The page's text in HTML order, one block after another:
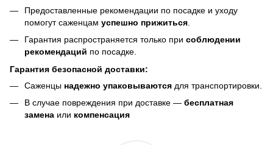
Предоставленные рекомендации по посадке и уходу
помогут саженцам успешно прижиться
Гарантия распространяется только при соблюдении
рекомендаций по посадке.
Гарантия безопасной доставки:
Саженцы надежно упаковываются для транспортировки.
В случае повреждения при доставке — бесплатная
замена или компенсация